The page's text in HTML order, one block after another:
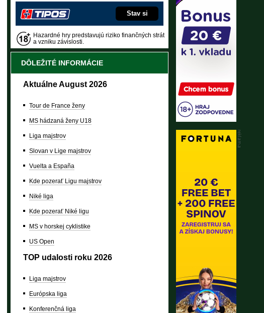
Stav si
Hazardné hry predstavujú riziko finančných strát
a vzniku závislosti.
DÔLEŽITÉ INFORMÁCIE
Aktuálne August 2026
Tour de France ženy
MS hádzaná ženy U18
Liga majstrov
Slovan v Lige majstrov
Vuelta a España
Kde pozerať Ligu majstrov
Niké liga
Kde pozerať Niké ligu
MS v horskej cyklistike
US Open
TOP udalosti roku 2026
Liga majstrov
Európska liga
Konferenčná liga